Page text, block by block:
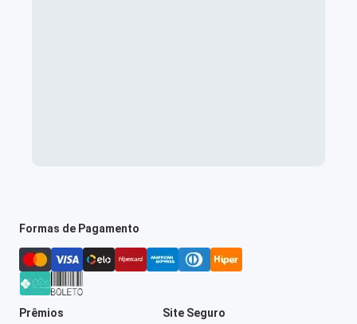
Formas de Pagamento
Prêmios Site Seguro